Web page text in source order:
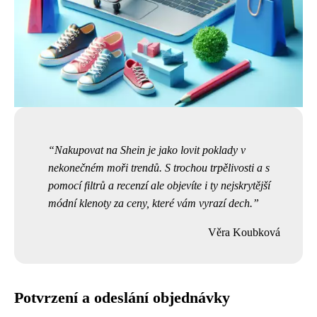
Nakupovat na Shein je jako lovit poklady v
nekonečném moři trendů. S trochou trpělivosti a s
pomocí filtrů a recenzí ale objevíte i ty nejskrytější
módní klenoty za ceny, které vám vyrazí dech.
Věra Koubková
Potvrzení a odeslání objednávky